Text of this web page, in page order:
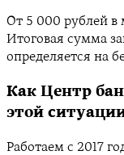
От 5 000 рублей в
Итоговая сумма
определяется на
Как Центр
этой
Работаем с 2017